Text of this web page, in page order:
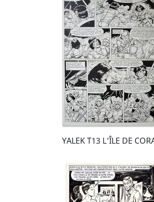
YALEK T13 L'ÎLE DE